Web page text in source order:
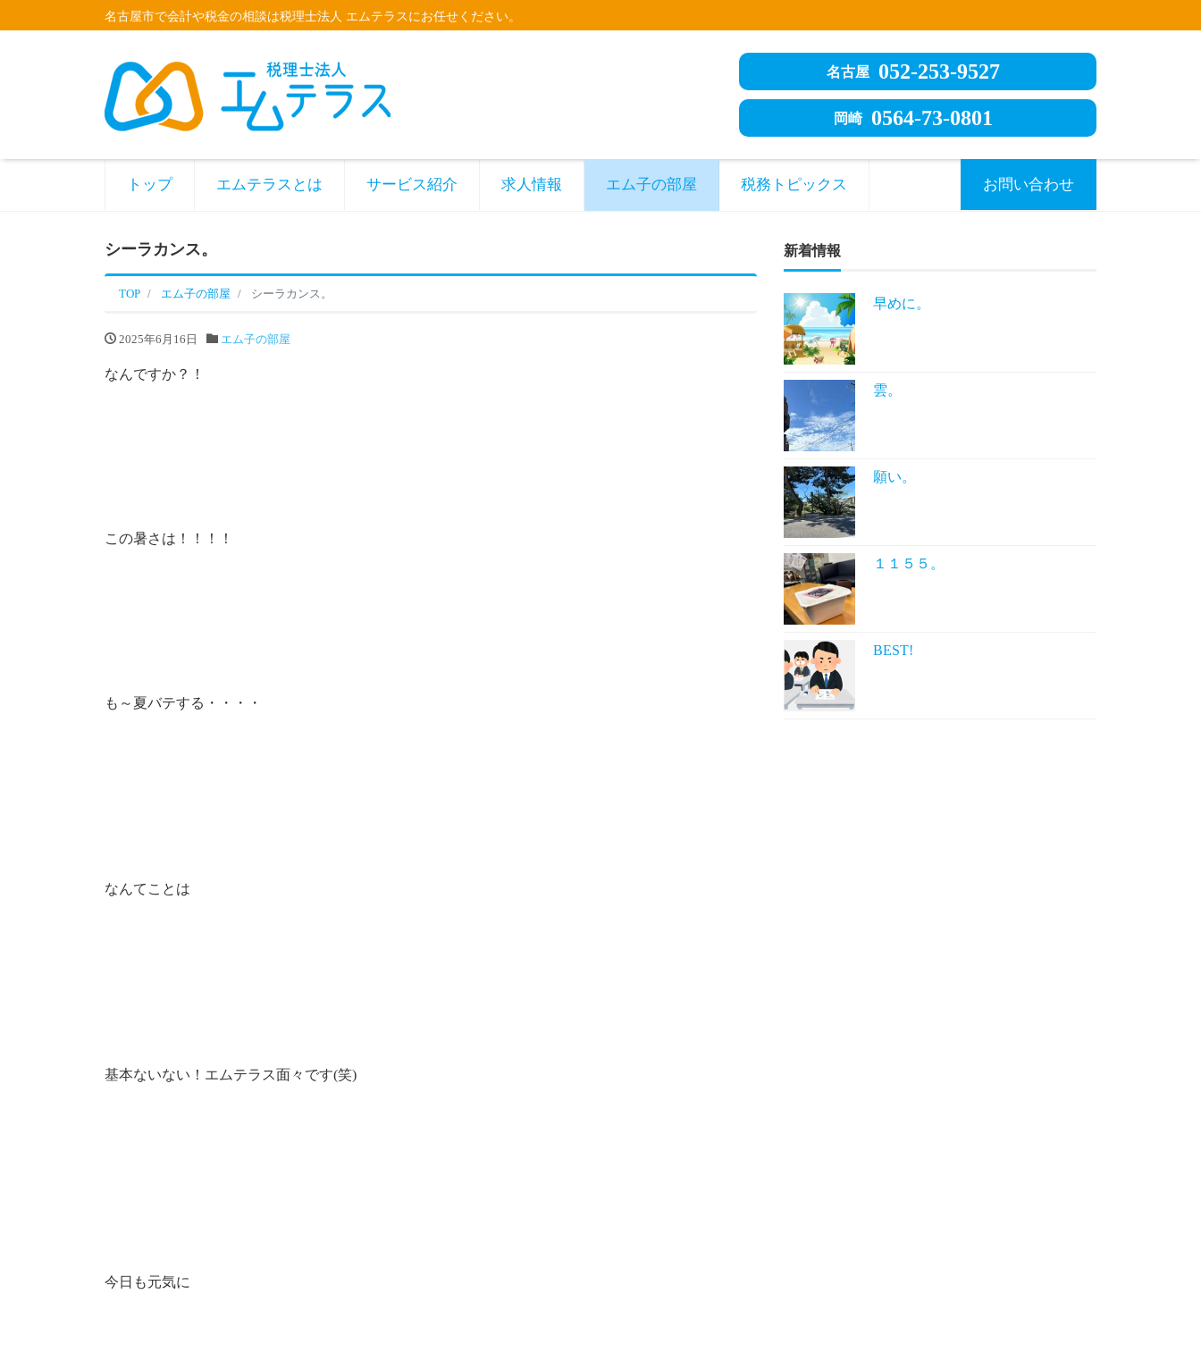
名古屋市で会計や税金の相談は税理士法人 エムテラスにお任せください。
名古屋 052-253-9527
岡崎 0564-73-0801
トップ エムテラスとは サービス紹介 求人情報 エム子の部屋 税務トピックス お問い合わせ
シーラカンス。
TOP エム子の部屋 シーラカンス。
2025年6月16日 エム子の部屋
なんですか？！
この暑さは！！！！
も～夏バテする・・・・
なんてことは
基本ないない！エムテラス面々です(笑)
今日も元気に
新着情報
早めに。
雲。
願い。
１１５５。
BEST!